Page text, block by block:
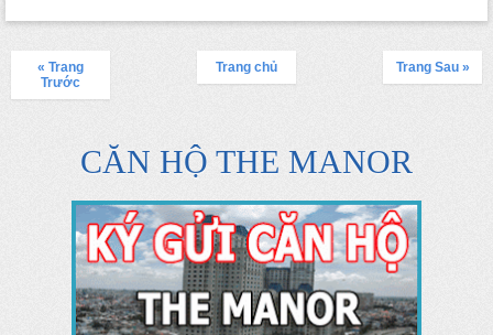
« Trang
Trước
Trang Sau »
Trang chủ
CĂN HỘ THE MANOR